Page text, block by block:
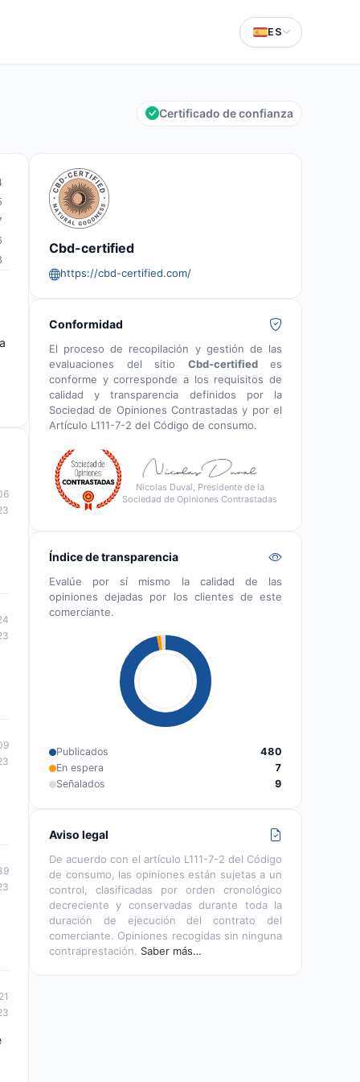
ES
Certificado de confianza
Cbd-certified
https://cbd-certified.com/
Conformidad
El proceso de recopilación y gestión de las
evaluaciones del sitio Cbd-certifiedes
conforme y corresponde a los requisitos de
calidad y transparencia definidos por la
Sociedad de Opiniones Contrastadas y por el
Artículo L111-7-2 del Código de consumo.
Nicolas Duval, Presidente de la
Sociedad de Opiniones Contrastadas
Índice de transparencia
Evalúe por sí mismo la calidad de las
opiniones dejadas por los clientes de este
comerciante.
Publicados
480
En espera
7
Señalados
9
Aviso legal
De acuerdo con el artículo L111-7-2 del Código
de consumo, las opiniones están sujetas a un
control, clasificadas por orden cronológico
decreciente y conservadas durante toda la
duración de ejecución del contrato del
comerciante. Opiniones recogidas sin ninguna
contraprestación. Saber más…